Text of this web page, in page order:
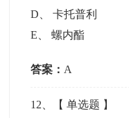
D 、卡托普利
E 、螺内酯
答案： A
12 、【单选题 】